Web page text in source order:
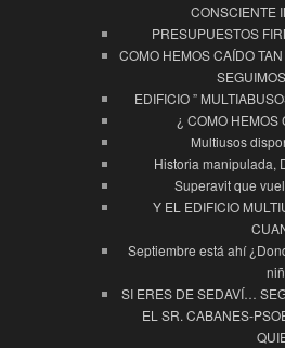
CONSCIENTE
PRESUPUESTOS
COMO HEMOS CAÍDO
EDIFICIO ”
¿ COMO HEMOS
Multiusos
Historia manipulada,
Superavit que
Y EL EDIFICIO
Septiembre está ahí
SI ERES DE SEDAVÍ…
EL SR. CABANES-